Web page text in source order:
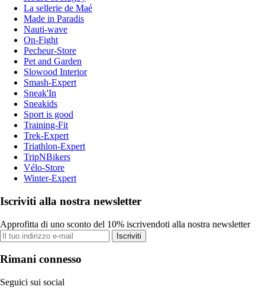
La sellerie de Maé
Made in Paradis
Nauti-wave
On-Fight
Pecheur-Store
Pet and Garden
Slowood Interior
Smash-Expert
Sneak'In
Sneakids
Sport is good
Training-Fit
Trek-Expert
Triathlon-Expert
TripNBikers
Vélo-Store
Winter-Expert
Iscriviti alla nostra newsletter
Approfitta di uno sconto del 10% iscrivendoti alla nostra newsletter
Iscriviti
Rimani connesso
Seguici sui social